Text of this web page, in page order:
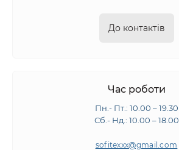
До контактів
Час роботи
Пн.- Пт.: 10.00 – 19.30
Сб.- Нд.: 10.00 – 18.00
sofitexxx@gmail.com